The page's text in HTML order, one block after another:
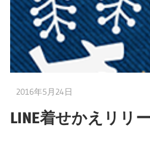
2016年5月24日
LINE着せかえリリ